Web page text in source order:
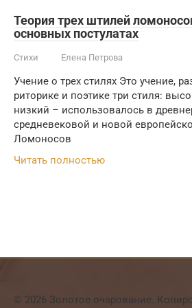
Теория трех штилей
основных постулатах
Стихи Елена Петрова
Учение о трех стилях Это учение,
риторике и поэтике три стиля:
низкий – использовалось в
средневековой и новой
Ломоносов
Читать полностью
© 2026 Золотое очарование.